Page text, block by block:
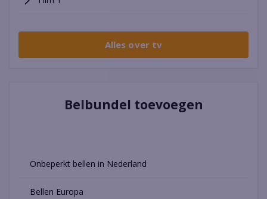
Alles over tv
Belbundel toevoegen
Onbeperkt bellen in Nederland
Bellen Europa